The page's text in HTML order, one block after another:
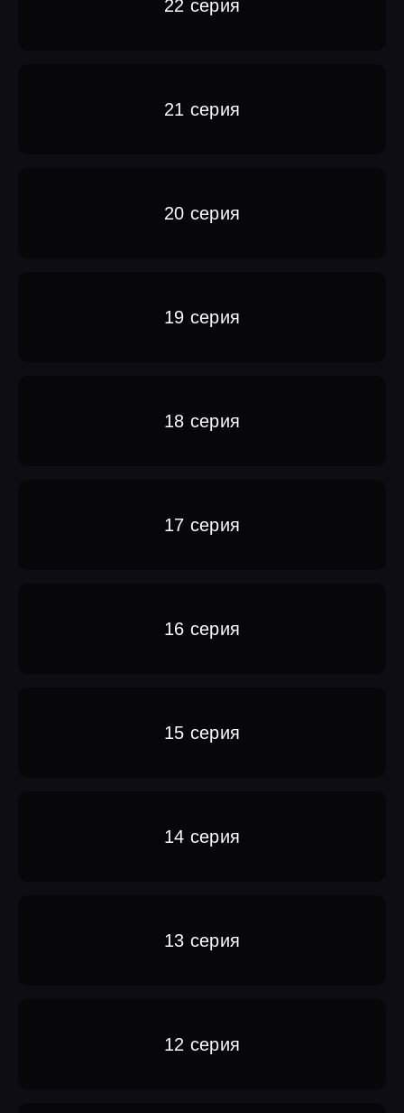
22 серия
21 серия
20 серия
19 серия
18 серия
17 серия
16 серия
15 серия
14 серия
13 серия
12 серия